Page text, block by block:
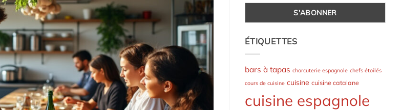
ÉTIQUETTES
bars à tapas charcuterie espagnole chefs étoilés
cours de cuisine cuisine cuisine catalane
cuisine espagnole